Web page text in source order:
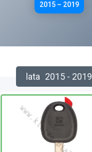
2015 – 2019
lata 2015 - 2019